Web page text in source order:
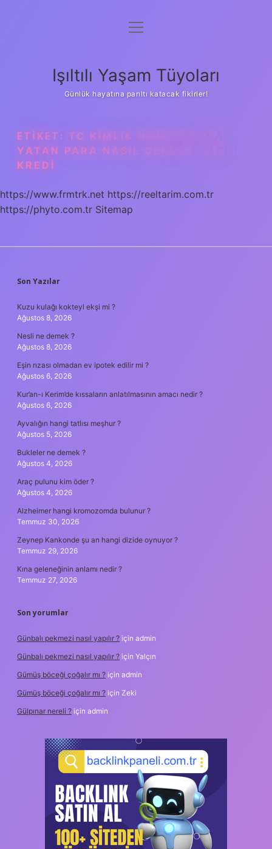
Anasayfa
Yasal Uyarı
menüyü
Işıltılı Yaşam Tüyoları
Günlük hayatına parıltı katacak fikirler!
ETIKET: TC KIMLIK NUMARASINA
YATAN PARA NASIL ÇEKILIR YAPI
KREDI
https://www.frmtrk.net https://reeltarim.com.tr
https://phyto.com.tr Sitemap
SIDEBAR
Son Yazılar
Kuzu kulağı kokteyl ekşi mi ?
Ağustos 8, 2026
Nesli ne demek ?
Ağustos 8, 2026
Eşin rızası olmadan ev ipotek edilir mi ?
Ağustos 6, 2026
Kur’an-ı Kerim’de kıssaların anlatılmasının amacı nedir ?
Ağustos 6, 2026
Ayvalığın hangi tatlısı meşhur ?
Ağustos 5, 2026
Bukleler ne demek ?
Ağustos 4, 2026
Araç pulunu kim öder ?
Ağustos 4, 2026
Alzheimer hangi kromozomda bulunur ?
Temmuz 30, 2026
Zeynep Kankonde şu an hangi dizide oynuyor ?
Temmuz 29, 2026
Kına geleneğinin anlamı nedir ?
Temmuz 27, 2026
Son yorumlar
Günbalı pekmezi nasıl yapılır ? için admin
Günbalı pekmezi nasıl yapılır ? için Yalçın
Gümüş böceği çoğalır mı ? için admin
Gümüş böceği çoğalır mı ? için Zeki
Gülpınar nereli ? için admin